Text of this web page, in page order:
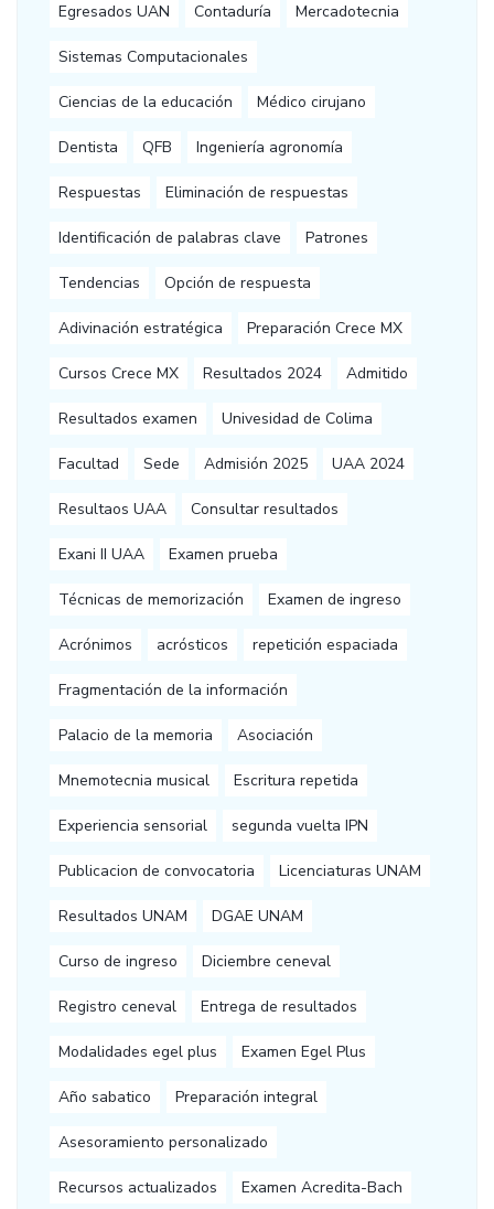
Egresados UAN Contaduría Mercadotecnia
Sistemas Computacionales
Ciencias de la educación Médico cirujano
Dentista QFB Ingeniería agronomía
Respuestas Eliminación de respuestas
Identificación de palabras clave Patrones
Tendencias Opción de respuesta
Adivinación estratégica Preparación Crece MX
Cursos Crece MX Resultados 2024 Admitido
Resultados examen Univesidad de Colima
Facultad Sede Admisión 2025 UAA 2024
Resultaos UAA Consultar resultados
Exani II UAA Examen prueba
Técnicas de memorización Examen de ingreso
Acrónimos acrósticos repetición espaciada
Fragmentación de la información
Palacio de la memoria Asociación
Mnemotecnia musical Escritura repetida
Experiencia sensorial segunda vuelta IPN
Publicacion de convocatoria Licenciaturas UNAM
Resultados UNAM DGAE UNAM
Curso de ingreso Diciembre ceneval
Registro ceneval Entrega de resultados
Modalidades egel plus Examen Egel Plus
Año sabatico Preparación integral
Asesoramiento personalizado
Recursos actualizados Examen Acredita-Bach